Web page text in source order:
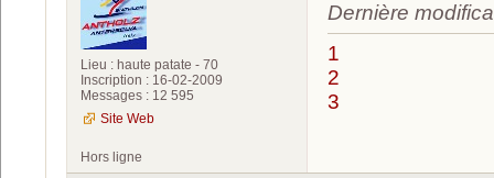
Lieu : haute patate - 70
Inscription : 16-02-2009
Messages : 12 595
Site Web
Dernière
1
2
3
Hors ligne